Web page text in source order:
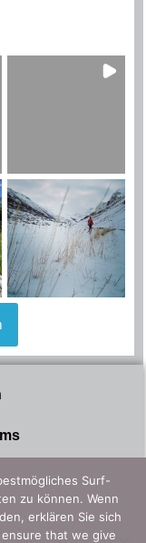
Surf-
zu können. Wenn
erklären Sie sich
that we give